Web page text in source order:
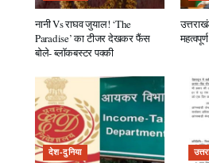
नानी Vs राघव जुयाल! ‘The
Paradise’ का टीजर देखकर फैंस
बोले- ब्लॉकबस्टर पक्की
देश-दुनिया